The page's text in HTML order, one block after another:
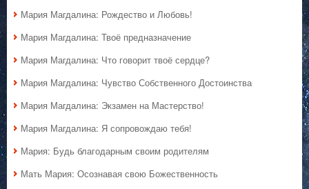
Мария Магдалина: Рождество и Любовь!
Мария Магдалина: Твоё предназначение
Мария Магдалина: Что говорит твоё сердце?
Мария Магдалина: Чувство Собственного Достоинства
Мария Магдалина: Экзамен на Мастерство!
Мария Магдалина: Я сопровождаю тебя!
Мария: Будь благодарным своим родителям
Мать Мария: Осознавая свою Божественность